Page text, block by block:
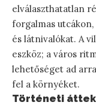
elválaszthatatlan
forgalmas
és látnivalókat. A
eszköz; a város
lehetőséget ad
fel a környéket.
Történeti